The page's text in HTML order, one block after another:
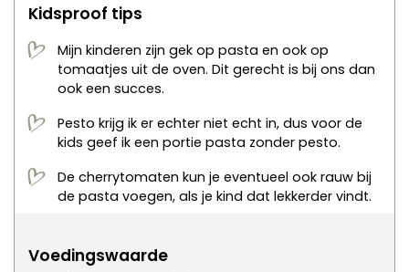
Kidsproof tips
Mijn kinderen zijn gek op pasta en ook op
tomaatjes uit de oven. Dit gerecht is bij ons dan
ook een succes.
Pesto krijg ik er echter niet echt in, dus voor de
kids geef ik een portie pasta zonder pesto.
De cherrytomaten kun je eventueel ook rauw bij
de pasta voegen, als je kind dat lekkerder vindt.
Voedingswaarde